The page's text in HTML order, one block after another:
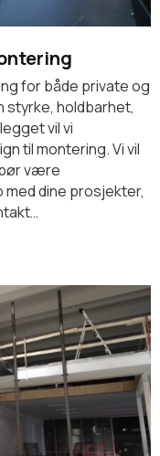
for både private og
styrke, holdbarhet,
vil vi
til montering. Vi vil
være
med dine prosjekter,